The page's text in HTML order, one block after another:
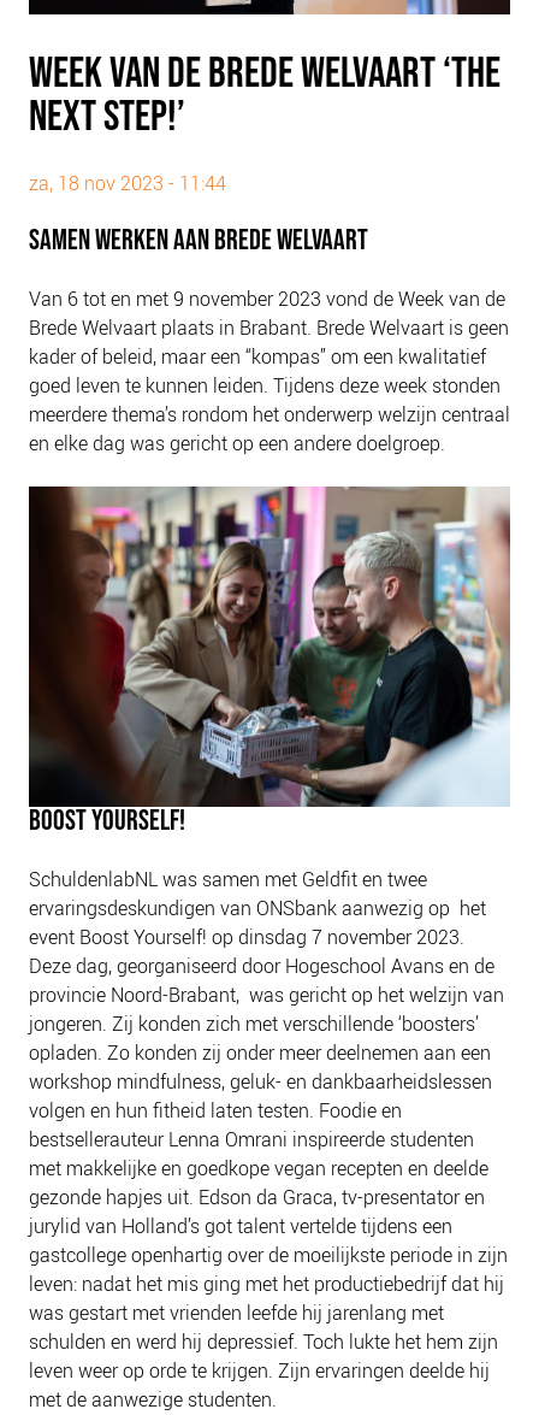
PLINKR NAZORG
SOCIALDEBT
DOORBRAAKMETHODE
COLLECTIEF SCHULDREGELEN
VISIE EN MISSIE
ONZE PARTNERS
VACATURES
OVER NCFG
NIEUWS
WEEK VAN DE BREDE WELVAART ‘THE
NEXT STEP!’
za, 18 nov 2023 - 11:44
SAMEN WERKEN AAN BREDE WELVAART
Van 6 tot en met 9 november 2023 vond de Week van de
Brede Welvaart plaats in Brabant. Brede Welvaart is geen
kader of beleid, maar een “kompas” om een kwalitatief
goed leven te kunnen leiden. Tijdens deze week stonden
meerdere thema’s rondom het onderwerp welzijn centraal
en elke dag was gericht op een andere doelgroep.
BOOST YOURSELF!
SchuldenlabNL was samen met Geldfit en twee
ervaringsdeskundigen van ONSbank aanwezig op het
event Boost Yourself! op dinsdag 7 november 2023.
Deze dag, georganiseerd door Hogeschool Avans en de
provincie Noord-Brabant, was gericht op het welzijn van
jongeren. Zij konden zich met verschillende ‘boosters’
opladen. Zo konden zij onder meer deelnemen aan een
workshop mindfulness, geluk- en dankbaarheidslessen
volgen en hun fitheid laten testen. Foodie en
bestsellerauteur Lenna Omrani inspireerde studenten
met makkelijke en goedkope vegan recepten en deelde
gezonde hapjes uit. Edson da Graca, tv-presentator en
jurylid van Holland’s got talent vertelde tijdens een
gastcollege openhartig over de moeilijkste periode in zijn
leven: nadat het mis ging met het productiebedrijf dat hij
was gestart met vrienden leefde hij jarenlang met
schulden en werd hij depressief. Toch lukte het hem zijn
leven weer op orde te krijgen. Zijn ervaringen deelde hij
met de aanwezige studenten.